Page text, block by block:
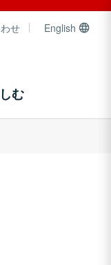
せ English
む